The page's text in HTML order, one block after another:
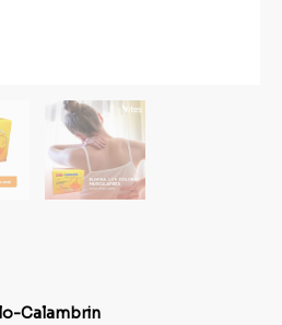
Calambrin